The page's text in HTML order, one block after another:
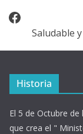
Facebook
Saludable
Historia
El 5 de Octubre
que crea el "